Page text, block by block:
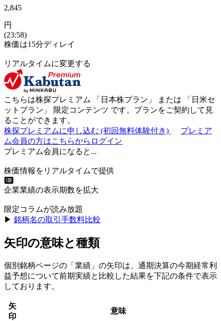
2,845
円
(23:58)
株価は15分ディレイ
リアルタイムに変更する
こちらは株探プレミアム 「 日本株プラン 」 または 「 日米セ
ットプラン 」 限定コンテンツ です。プランをご契約して見
ることができます。
株探プレミアムに申し込む (初回無料体験付き)
プレミア
ム会員の方はこちらからログイン
プレミアム会員になると...
株価情報をリアルタイムで提供
企業業績の表示期数を拡大
限定コラムが読み放題
▶︎ 銘柄名の取引手数料比較
矢印の意味と種類
個別銘柄ページの「業績」の矢印は、通期決算の今期経常利
益予想について前期実績と比較した結果を下記の条件で表示
しております。
矢
印
意味